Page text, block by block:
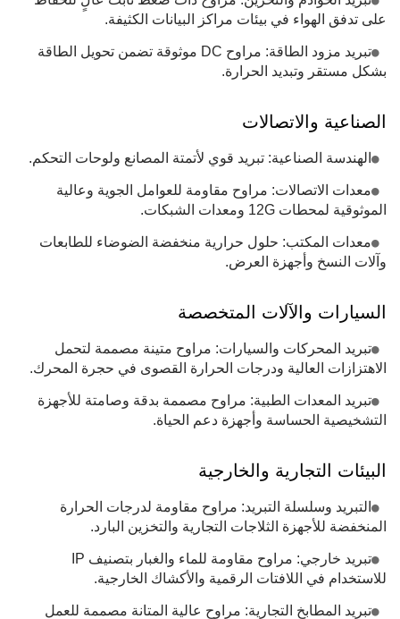
على تدفق الهواء في بيئات مراكز البيانات الكثيفة.
تبريد مزود الطاقة: مراوح DC موثوقة تضمن تحويل الطاقة
بشكل مستقر وتبديد الحرارة.
الصناعية والاتصالات
الهندسة الصناعية: تبريد قوي لأتمتة المصانع ولوحات التحكم.
معدات الاتصالات: مراوح مقاومة للعوامل الجوية وعالية
الموثوقية لمحطات 12G ومعدات الشبكات.
معدات المكتب: حلول حرارية منخفضة الضوضاء للطابعات
وآلات النسخ وأجهزة العرض.
السيارات والآلات المتخصصة
تبريد المحركات والسيارات: مراوح متينة مصممة لتحمل
الاهتزازات العالية ودرجات الحرارة القصوى في حجرة المحرك.
تبريد المعدات الطبية: مراوح مصممة بدقة وصامتة للأجهزة
التشخيصية الحساسة وأجهزة دعم الحياة.
البيئات التجارية والخارجية
التبريد وسلسلة التبريد: مراوح مقاومة لدرجات الحرارة
المنخفضة للأجهزة الثلاجات التجارية والتخزين البارد.
تبريد خارجي: مراوح مقاومة للماء والغبار بتصنيف IP
للاستخدام في اللافتات الرقمية والأكشاك الخارجية.
تبريد المطابخ التجارية: مراوح عالية المتانة مصممة للعمل